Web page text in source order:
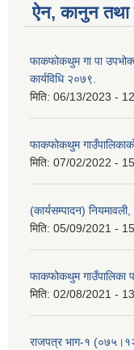
ऐन, कानुन तथा
फाकफोकथुम गा पा
कार्यविधि २०७९.
मिति: 06/13/2023 -
फाकफोकथुम
मिति: 07/02/2022 -
(कार्यसम्पादन)
मिति: 05/09/2021 -
फाकफोकथुम गाउँपालिका
मिति: 02/08/2021 -
राजपत्र भाग-१